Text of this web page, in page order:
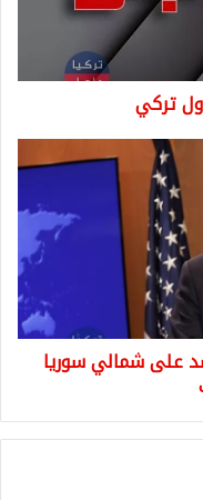
تركي
على شمالي سوريا